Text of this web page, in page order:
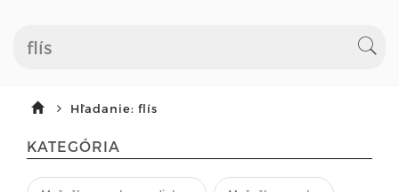
Hľadanie: flís
KATEGÓRIA